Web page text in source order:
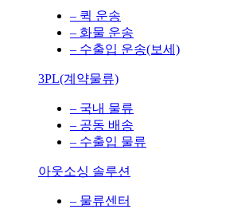
– 퀵 운송
– 화물 운송
– 수출입 운송(보세)
3PL(계약물류)
– 국내 물류
– 공동 배송
– 수출입 물류
아웃소싱 솔루션
– 물류센터